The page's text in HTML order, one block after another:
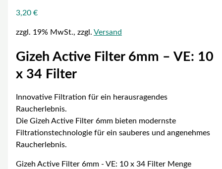
3,20 €
zzgl. 19% MwSt., zzgl. Versand
Gizeh Active Filter 6mm – VE: 10
x 34 Filter
Innovative Filtration für ein herausragendes
Raucherlebnis.
Die Gizeh Active Filter 6mm bieten modernste
Filtrationstechnologie für ein sauberes und angenehmes
Raucherlebnis.
Gizeh Active Filter 6mm - VE: 10 x 34 Filter Menge